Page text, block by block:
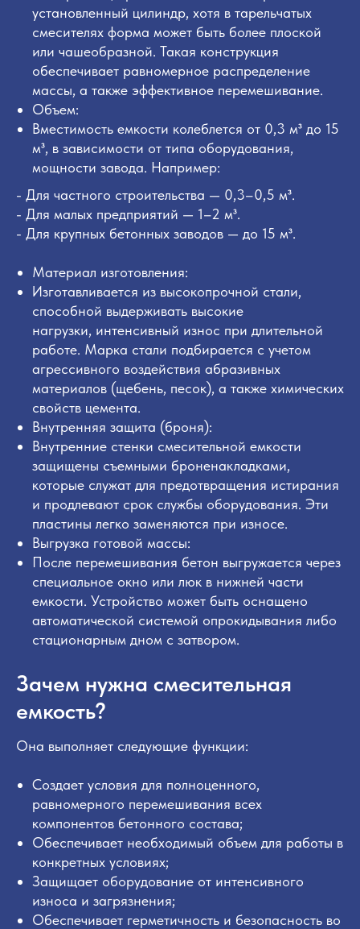
установленный цилиндр, хотя в тарельчатых
смесителях форма может быть более плоской
или чашеобразной. Такая конструкция
обеспечивает равномерное распределение
массы, а также эффективное перемешивание.
Объем:
Вместимость емкости колеблется от 0,3 м³ до 15
м³, в зависимости от типа оборудования,
мощности завода. Например:
- Для частного строительства — 0,3–0,5 м³.
- Для малых предприятий — 1–2 м³.
- Для крупных бетонных заводов — до 15 м³.
Материал изготовления:
Изготавливается из высокопрочной стали,
способной выдерживать высокие
нагрузки, интенсивный износ при длительной
работе. Марка стали подбирается с учетом
агрессивного воздействия абразивных
материалов (щебень, песок), а также химических
свойств цемента.
Внутренняя защита (броня):
Внутренние стенки смесительной емкости
защищены съемными броненакладками,
которые служат для предотвращения истирания
и продлевают срок службы оборудования. Эти
пластины легко заменяются при износе.
Выгрузка готовой массы:
После перемешивания бетон выгружается через
специальное окно или люк в нижней части
емкости. Устройство может быть оснащено
автоматической системой опрокидывания либо
стационарным дном с затвором.
Зачем нужна смесительная
емкость?
Она выполняет следующие функции:
Создает условия для полноценного,
равномерного перемешивания всех
компонентов бетонного состава;
Обеспечивает необходимый объем для работы в
конкретных условиях;
Защищает оборудование от интенсивного
износа и загрязнения;
Обеспечивает герметичность и безопасность во